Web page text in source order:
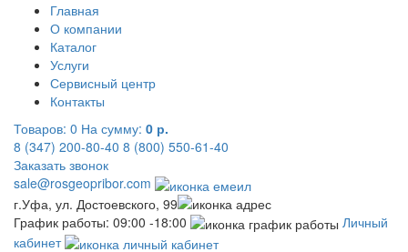
Главная
О компании
Каталог
Услуги
Сервисный центр
Контакты
Товаров: 0 На сумму: 0 р.
8 (347) 200-80-40 8 (800) 550-61-40
Заказать звонок
sale@rosgeopribor.com
г.Уфа, ул. Достоевского, 99
График работы: 09:00 -18:00
Личный
кабинет